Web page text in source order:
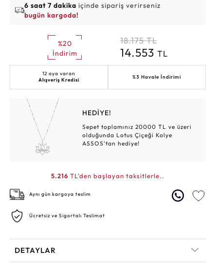
6 saat 7 dakika içinde sipariş verirseniz
bugün kargoda!
%20
İndirim
18.175 TL
14.553 TL
12 aya varan
Alışveriş Kredisi
%3 Havale İndirimi
HEDİYE!
Sepet toplamınız 20000 TL ve üzeri
olduğunda Lotus Çiçeği Kolye
ASSOS'tan hediye!
5.216 TL'den başlayan taksitlerle..
Aynı gün kargoya teslim
Ücretsiz ve Sigortalı Teslimat
DETAYLAR